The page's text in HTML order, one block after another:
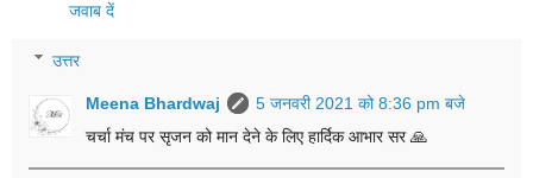
जवाब दें
उत्तर
Meena Bhardwaj
5 जनवरी 2021 को 8:36 pm बजे
चर्चा मंच पर सृजन को मान देने के लिए हार्दिक आभार सर 🙏